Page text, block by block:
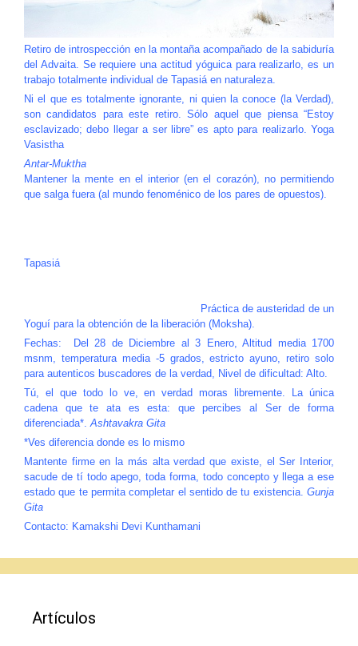
Retiro de introspección en la montaña acompañado de la sabiduría
del Advaita. Se requiere una actitud yóguica para realizarlo, es un
trabajo totalmente individual de Tapasiá en naturaleza.
Ni el que es totalmente ignorante, ni quien la conoce (la Verdad),
son candidatos para este retiro. Sólo aquel que piensa “Estoy
esclavizado; debo llegar a ser libre” es apto para realizarlo. Yoga
Vasistha
Antar-Muktha
Mantener la mente en el interior (en el corazón), no permitiendo
que salga fuera (al mundo fenoménico de los pares de opuestos).
Tapasiá
Práctica de austeridad de un
Yoguí para la obtención de la liberación (Moksha).
Fechas: Del 28 de Diciembre al 3 Enero, Altitud media 1700
msnm, temperatura media -5 grados, estricto ayuno, retiro solo
para autenticos buscadores de la verdad, Nivel de dificultad: Alto.
Tú, el que todo lo ve, en verdad moras libremente. La única
cadena que te ata es esta: que percibes al Ser de forma
diferenciada*.Ashtavakra Gita
*Ves diferencia donde es lo mismo
Mantente firme en la más alta verdad que existe, el Ser Interior,
sacude de tí todo apego, toda forma, todo concepto y llega a ese
estado que te permita completar el sentido de tu existencia. Gunja
Gita
Contacto: Kamakshi Devi Kunthamani
Artículos